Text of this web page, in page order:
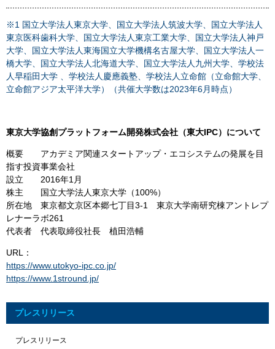
※1 国立大学法人東京大学、国立大学法人筑波大学、国立大学法人
東京医科歯科大学、国立大学法人東京工業大学、国立大学法人神戸
大学、国立大学法人東海国立大学機構名古屋大学、国立大学法人一
橋大学、国立大学法人北海道大学、国立大学法人九州大学、学校法
人早稲田大学 、学校法人慶應義塾、学校法人立命館（立命館大学、
立命館アジア太平洋大学）（共催大学数は2023年6月時点）
東京大学協創プラットフォーム開発株式会社（東大IPC）について
概要 アカデミア関連スタートアップ・エコシステムの発展を目
指す投資事業会社
設立 2016年1月
株主 国立大学法人東京大学（100%）
所在地 東京都文京区本郷七丁目3-1 東京大学南研究棟アントレプ
レナーラボ261
代表者 代表取締役社長 植田浩輔
URL：
https://www.utokyo-ipc.co.jp/
https://www.1stround.jp/
プレスリリース
プレスリリース